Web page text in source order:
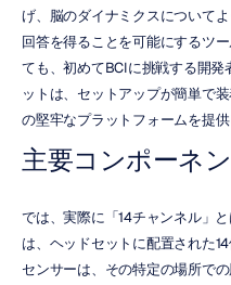
げ、脳のダイナミクスについて
回答を得ることを可能にするツ
ても、初めてBCIに挑戦する開
ットは、セットアップが簡単で
の堅牢なプラットフォームを提供
主要コンポーネ
では、実際に「14チャンネル」
は、ヘッドセットに配置された
センサーは、その特定の場所で